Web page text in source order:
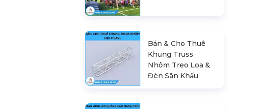
Bán & Cho Thuê
Khung Truss
Nhôm Treo Loa &
Đèn Sân Khấu